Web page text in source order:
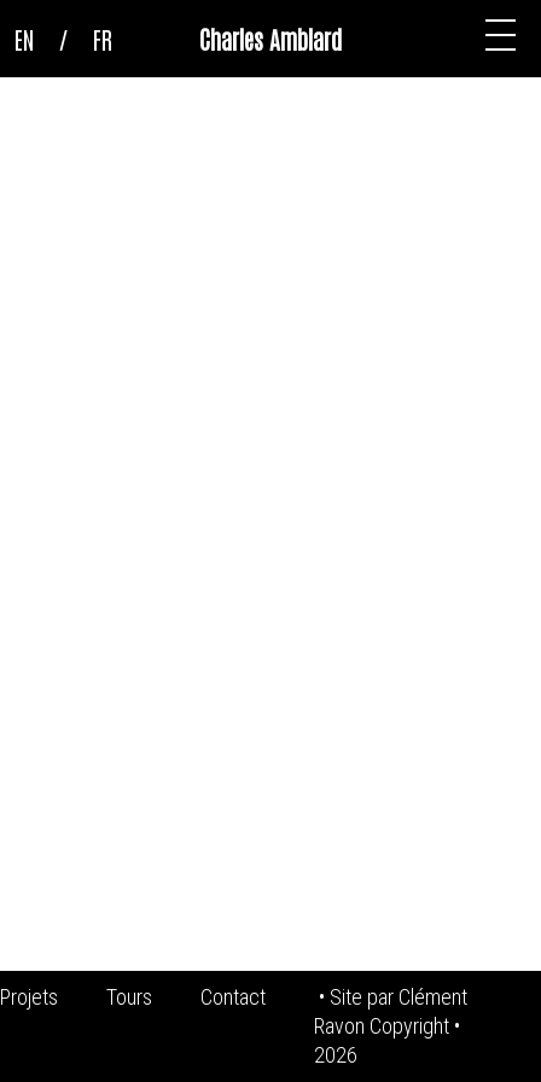
Charles Amblard
EN / FR
Projets Tours Contact • Site par Clément
Ravon Copyright •
2026